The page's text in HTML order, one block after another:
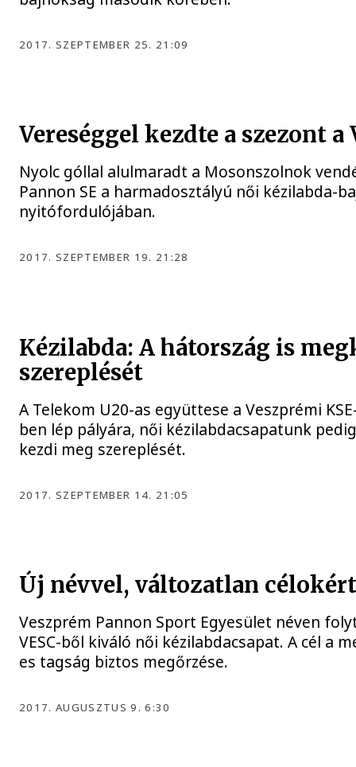
2017. SZEPTEMBER 25. 21:09
Vereséggel kezdte a szezont a
Nyolc góllal alulmaradt a Mosonszolnok
Pannon SE a harmadosztályú női kézilabda-
nyitófordulójában.
2017. SZEPTEMBER 19. 21:28
Kézilabda: A hátország is
szereplését
A Telekom U20-as együttese a Veszprémi
ben lép pályára, női kézilabdacsapatunk
kezdi meg szereplését.
2017. SZEPTEMBER 14. 21:05
Új névvel, változatlan
Veszprém Pannon Sport Egyesület néven
VESC-ből kiváló női kézilabdacsapat. A cél a
es tagság biztos megőrzése.
2017. AUGUSZTUS 9. 6:30